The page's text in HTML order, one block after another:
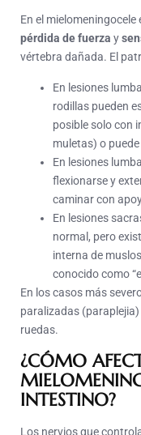
En el
pérdida de fuerza y
vértebra dañada. El
En lesiones
rodillas pueden
posible solo con
muletas) o
En lesiones
flexionarse y
caminar con
En lesiones
normal, pero
interna de
conocido como
En los casos más
paralizadas (paraplejia)
ruedas.
¿CÓMO
INTESTINO?
Los nervios que